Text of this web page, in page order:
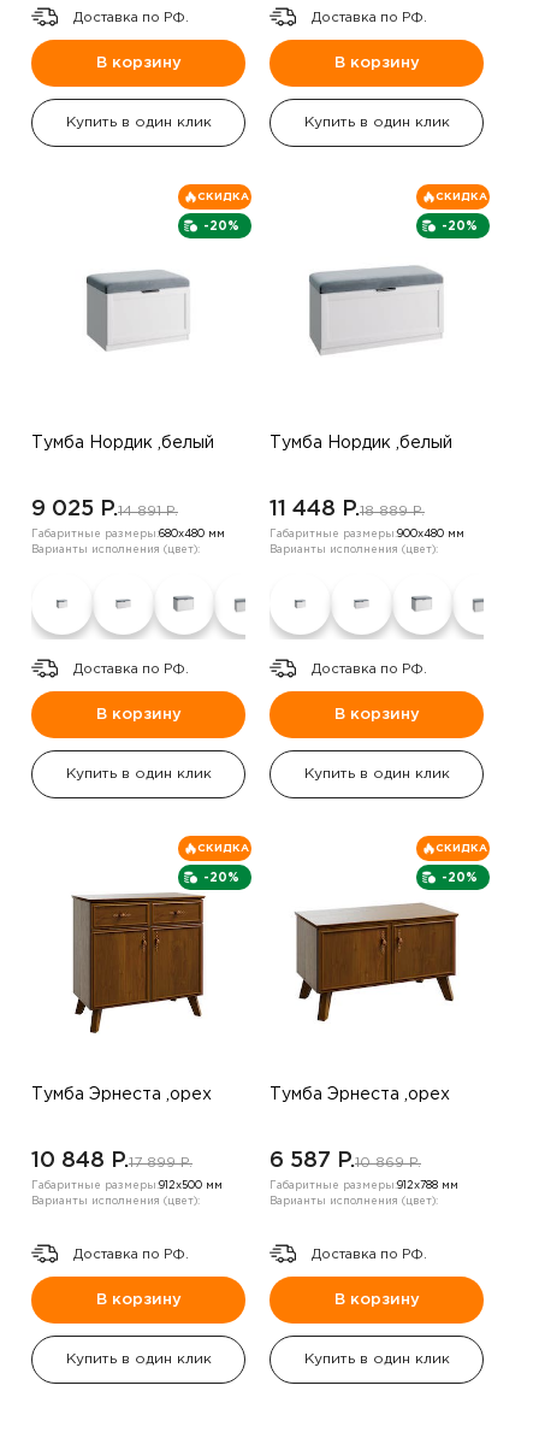
Доставка по РФ.
В корзину
Купить в один клик
Доставка по РФ.
В корзину
Купить в один клик
-20%
СКИДКА
Тумба Нордик ,белый
9 025 P.14 891 P.
Габаритные размеры:680х480 мм
Варианты исполнения (цвет):
Доставка по РФ.
В корзину
Купить в один клик
-20%
СКИДКА
Тумба Нордик ,белый
11 448 P.18 889 P.
Габаритные размеры:900х480 мм
Варианты исполнения (цвет):
Доставка по РФ.
В корзину
Купить в один клик
-20%
СКИДКА
Тумба Эрнеста ,орех
10 848 P.17 899 P.
Габаритные размеры:912х500 мм
Варианты исполнения (цвет):
Доставка по РФ.
В корзину
Купить в один клик
-20%
СКИДКА
Тумба Эрнеста ,орех
6 587 P.10 869 P.
Габаритные размеры:912х788 мм
Варианты исполнения (цвет):
Доставка по РФ.
В корзину
Купить в один клик